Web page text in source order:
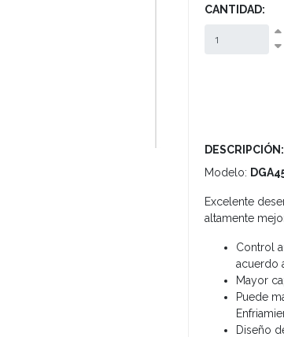
CANTIDAD:
DESCRIPCIÓN:
Modelo:
Excelente
altamente
Control
acuerdo
Mayor
Puede
Diseño